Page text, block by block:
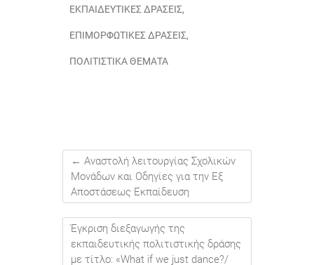
ΕΚΠΑΙΔΕΥΤΙΚΈΣ ΔΡΆΣΕΙΣ,
ΕΠΙΜΟΡΦΩΤΙΚΈΣ ΔΡΆΣΕΙΣ,
ΠΟΛΙΤΙΣΤΙΚΆ ΘΈΜΑΤΑ
← Αναστολή λειτουργίας Σχολικών
Μονάδων και Οδηγίες για την Εξ
Αποστάσεως Εκπαίδευση
Έγκριση διεξαγωγής της
εκπαιδευτικής πολιτιστικής δράσης
με τίτλο: «What if we just dance?/